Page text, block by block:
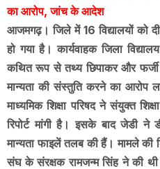
का आरोप, जांच के आदेश
आजमगढ़। जिले में 16 विद्यालयों को
हो गया है। कार्यवाहक जिला
कथित रूप से तथ्य छिपाकर और फर्जी
मान्यता की संस्तुति करने का आरोप
माध्यमिक शिक्षा परिषद ने संयुक्त
रिपोर्ट मांगी है। इसके बाद जेडी
मान्यता फाइलें तलब की हैं। मामले की
संघ के संरक्षक रामजन्म सिंह ने की